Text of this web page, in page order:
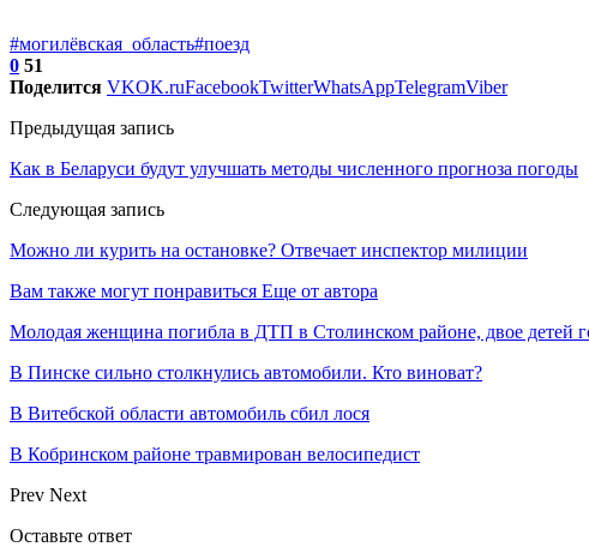
#могилёвская_область#поезд
0 51
Поделится VKOK.ruFacebookTwitterWhatsAppTelegramViber
Предыдущая запись
Как в Беларуси будут улучшать методы численного прогноза погоды
Следующая запись
Можно ли курить на остановке? Отвечает инспектор милиции
Вам также могут понравиться Еще от автора
Молодая женщина погибла в ДТП в Столинском районе, двое детей
В Пинске сильно столкнулись автомобили. Кто виноват?
В Витебской области автомобиль сбил лося
В Кобринском районе травмирован велосипедист
Prev Next
Оставьте ответ